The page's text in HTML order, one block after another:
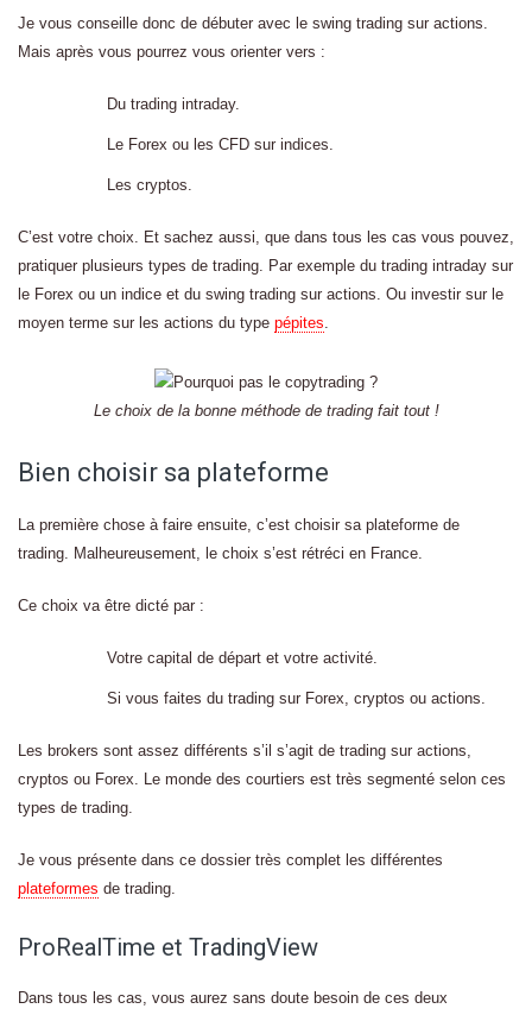
Je vous conseille donc de débuter avec le swing trading sur actions.
Mais après vous pourrez vous orienter vers :
Du trading intraday.
Le Forex ou les CFD sur indices.
Les cryptos.
C’est votre choix. Et sachez aussi, que dans tous les cas vous pouvez,
pratiquer plusieurs types de trading. Par exemple du trading intraday sur
le Forex ou un indice et du swing trading sur actions. Ou investir sur le
moyen terme sur les actions du type pépites.
Le choix de la bonne méthode de trading fait tout !
Bien choisir sa plateforme
La première chose à faire ensuite, c’est choisir sa plateforme de
trading. Malheureusement, le choix s’est rétréci en France.
Ce choix va être dicté par :
Votre capital de départ et votre activité.
Si vous faites du trading sur Forex, cryptos ou actions.
Les brokers sont assez différents s’il s’agit de trading sur actions,
cryptos ou Forex. Le monde des courtiers est très segmenté selon ces
types de trading.
Je vous présente dans ce dossier très complet les différentes
plateformes de trading.
ProRealTime et TradingView
Dans tous les cas, vous aurez sans doute besoin de ces deux